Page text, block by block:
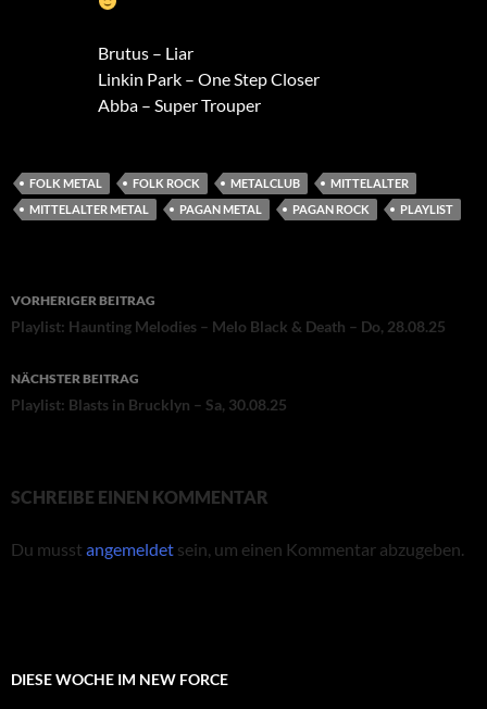
Brutus – Liar
Linkin Park – One Step Closer
Abba – Super Trouper
FOLK METAL FOLK ROCK METALCLUB
MITTELALTER
MITTELALTER METAL
PAGAN METAL PAGAN ROCK PLAYLIST
Beitragsnavigation
VORHERIGER BEITRAG
Playlist: Haunting Melodies – Melo Black & Death – Do, 28.08.25
NÄCHSTER BEITRAG
Playlist: Blasts in Brucklyn – Sa, 30.08.25
SCHREIBE EINEN KOMMENTAR
Du musst angemeldet sein, um einen Kommentar abzugeben.
DIESE WOCHE IM NEW FORCE